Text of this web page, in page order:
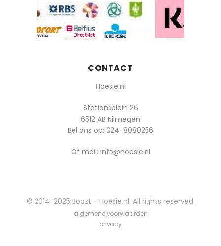
CONTACT
Hoesie.nl
Stationsplein 26
6512 AB Nijmegen
Bel ons op: 024-8080256
Of mail: info@hoesie.nl
© 2014-2025 Boozt - Hoesie.nl. All rights reserved.
algemene voorwaarden
privacy